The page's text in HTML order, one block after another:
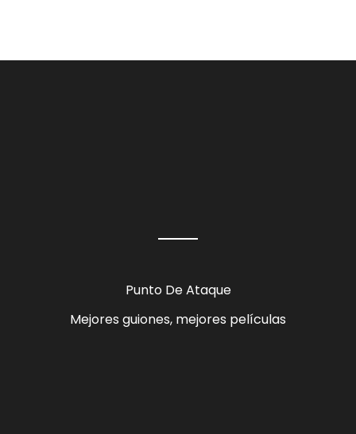
Punto De Ataque
Mejores guiones, mejores películas